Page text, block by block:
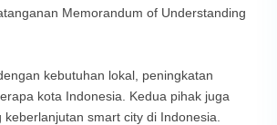
Memorandum of Understanding
kebutuhan lokal, peningkatan
kota Indonesia. Kedua pihak juga
smart city di Indonesia.